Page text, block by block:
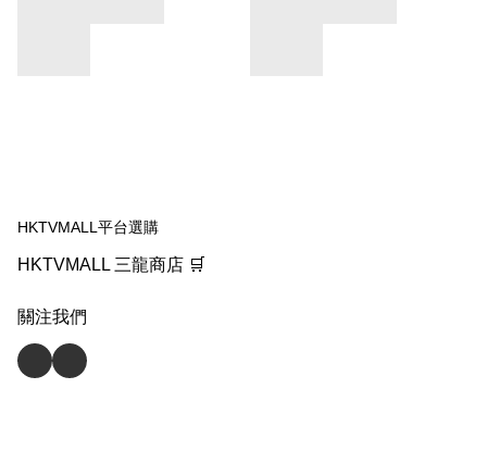
HKTVMALL平台選購
HKTVMALL 三龍商店 🛒
關注我們